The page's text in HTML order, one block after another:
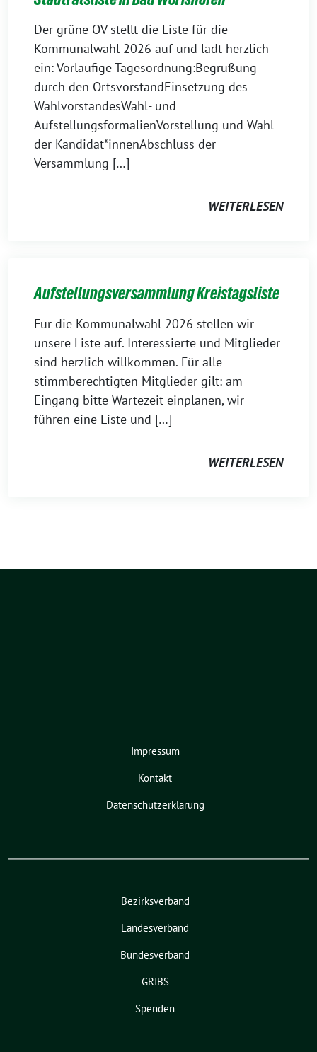
Der grüne OV stellt die Liste für die
Kommunalwahl 2026 auf und lädt herzlich
ein: Vorläufige Tagesordnung:Begrüßung
durch den OrtsvorstandEinsetzung des
WahlvorstandesWahl- und
AufstellungsformalienVorstellung und Wahl
der Kandidat*innenAbschluss der
Versammlung […]
WEITERLESEN
Aufstellungsversammlung Kreistagsliste
Für die Kommunalwahl 2026 stellen wir
unsere Liste auf. Interessierte und Mitglieder
sind herzlich willkommen. Für alle
stimmberechtigten Mitglieder gilt: am
Eingang bitte Wartezeit einplanen, wir
führen eine Liste und […]
WEITERLESEN
Impressum
Kontakt
Datenschutzerklärung
Bezirksverband
Landesverband
Bundesverband
GRIBS
Spenden